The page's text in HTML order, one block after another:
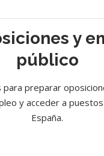
y
público
para preparar
y acceder a
España.